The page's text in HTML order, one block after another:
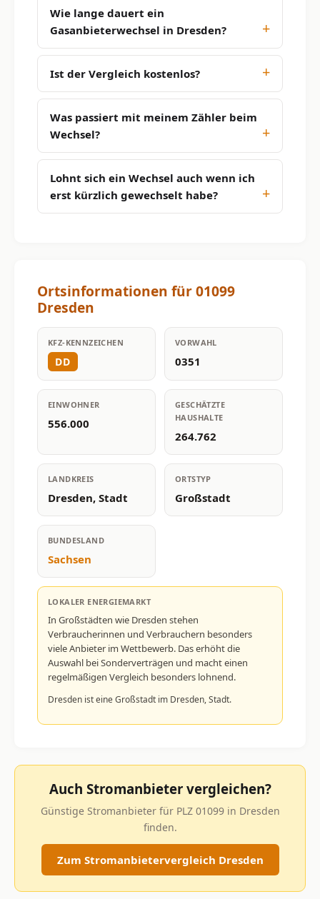
Wie lange dauert ein
Gasanbieterwechsel in Dresden?
Ist der Vergleich kostenlos?
Was passiert mit meinem Zähler beim
Wechsel?
Lohnt sich ein Wechsel auch wenn ich
erst kürzlich gewechselt habe?
Ortsinformationen für 01099
Dresden
KFZ-KENNZEICHEN
DD
VORWAHL
0351
EINWOHNER
556.000
GESCHÄTZTE
HAUSHALTE
264.762
LANDKREIS
Dresden, Stadt
ORTSTYP
Großstadt
BUNDESLAND
Sachsen
LOKALER ENERGIEMARKT
In Großstädten wie Dresden stehen
Verbraucherinnen und Verbrauchern besonders
viele Anbieter im Wettbewerb. Das erhöht die
Auswahl bei Sonderverträgen und macht einen
regelmäßigen Vergleich besonders lohnend.
Dresden ist eine Großstadt im Dresden, Stadt.
Auch Stromanbieter vergleichen?
Günstige Stromanbieter für PLZ 01099 in Dresden
finden.
Zum Stromanbietervergleich Dresden